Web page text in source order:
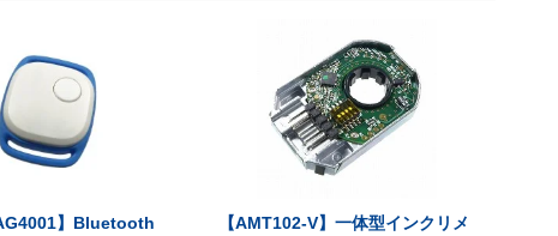
】Bluetooth
【AMT102-V】一体型インクリメ